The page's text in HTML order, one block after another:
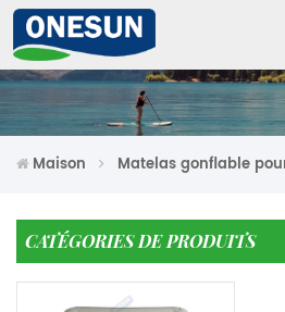
Maison Matelas gonflable
CATÉGORIES DE PRODUITS